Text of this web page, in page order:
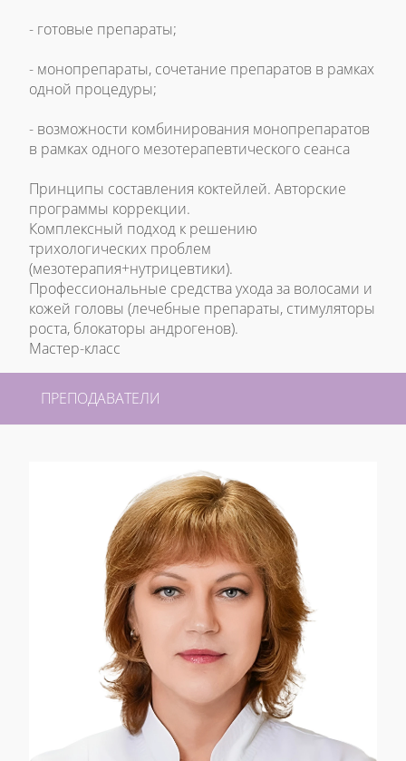
- готовые препараты;
- монопрепараты, сочетание препаратов в рамках
одной процедуры;
- возможности комбинирования монопрепаратов
в рамках одного мезотерапевтического сеанса
Принципы составления коктейлей. Авторские
программы коррекции.
Комплексный подход к решению
трихологических проблем
(мезотерапия+нутрицевтики).
Профессиональные средства ухода за волосами и
кожей головы (лечебные препараты, стимуляторы
роста, блокаторы андрогенов).
Мастер-класс
ПРЕПОДАВАТЕЛИ